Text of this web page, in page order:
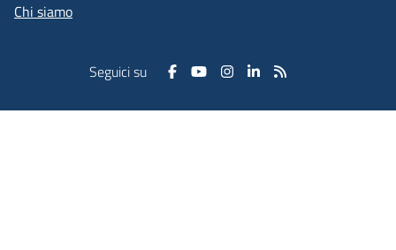
Chi siamo
Seguici su